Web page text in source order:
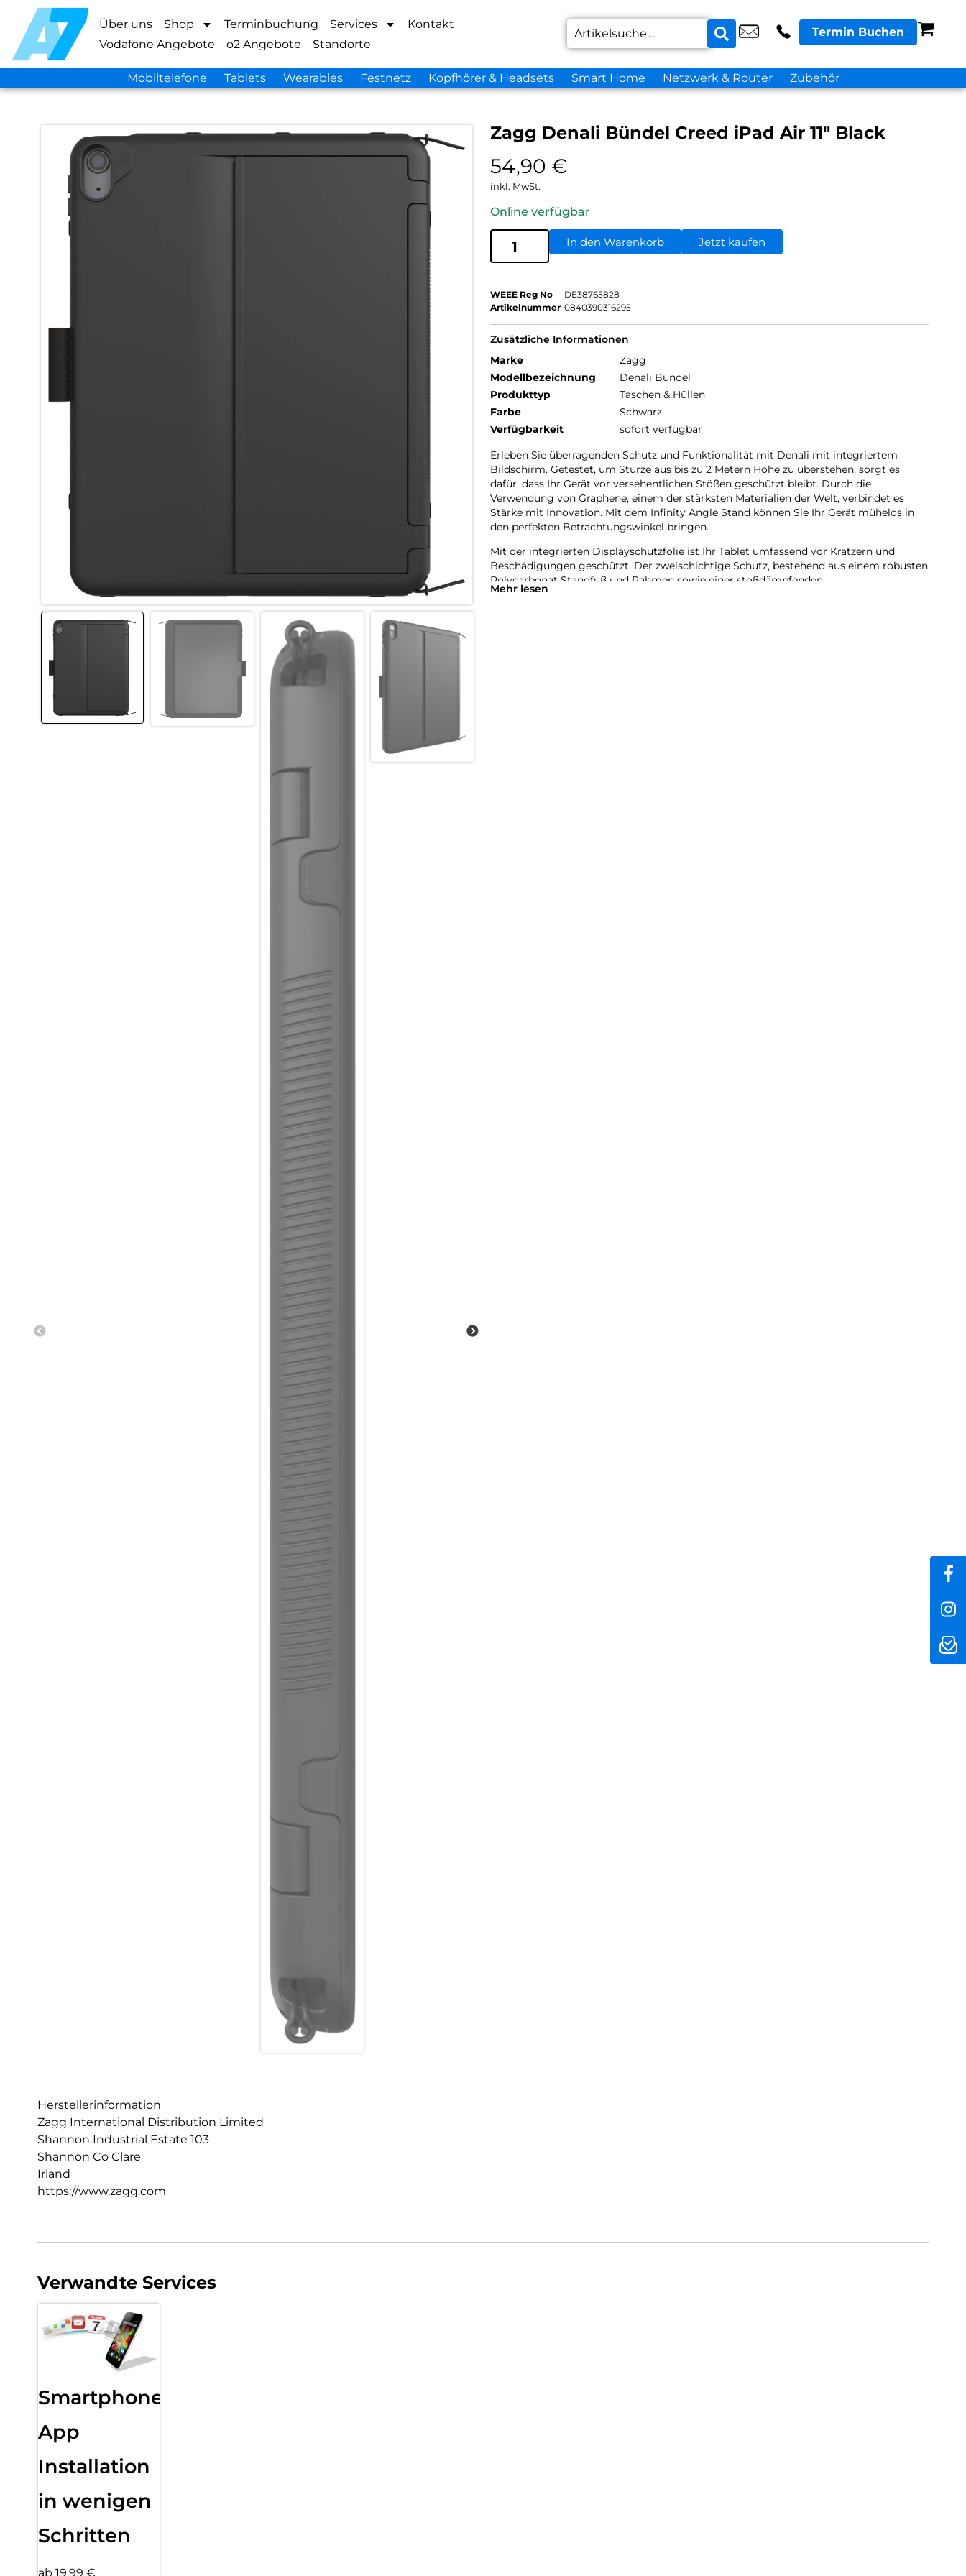
Über uns Shop Terminbuchung Services
Kontakt
Vodafone Angebote
o2 Angebote Standorte
Termin Buchen
Mobiltelefone Tablets Wearables Festnetz Kopfhörer & Headsets Smart Home Netzwerk & Router Zubehör
Zagg Denali Bündel Creed iPad Air 11″ Black
54,90 €
inkl. MwSt.
Online verfügbar
In den Warenkorb Jetzt kaufen
WEEE Reg No
DE38765828
Artikelnummer 0840390316295
Zusätzliche Informationen
Marke
Zagg
Modellbezeichnung
Denali Bündel
Produkttyp
Taschen & Hüllen
Farbe
Schwarz
Verfügbarkeit
sofort verfügbar
Erleben Sie überragenden Schutz und Funktionalität mit Denali mit integriertem
Bildschirm. Getestet, um Stürze aus bis zu 2 Metern Höhe zu überstehen, sorgt es
dafür, dass Ihr Gerät vor versehentlichen Stößen geschützt bleibt. Durch die
Verwendung von Graphene, einem der stärksten Materialien der Welt, verbindet es
Stärke mit Innovation. Mit dem Infinity Angle Stand können Sie Ihr Gerät mühelos in
den perfekten Betrachtungswinkel bringen.
Mit der integrierten Displayschutzfolie ist Ihr Tablet umfassend vor Kratzern und
Beschädigungen geschützt. Der zweischichtige Schutz, bestehend aus einem robusten
Polycarbonat Standfuß und Rahmen sowie einer stoßdämpfenden
Berührungsempfindlichkeit Überformung, garantiert Widerstandsfähigkeit bei Stößen.
Mehr lesen
Herstellerinformation
Zagg International Distribution Limited
Shannon Industrial Estate 103
Shannon Co Clare
Irland
https://www.zagg.com
Verwandte Services
Smartphone
App
Installation
in wenigen
Schritten
ab 19,99 €